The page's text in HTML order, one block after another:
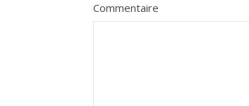
Commentaire